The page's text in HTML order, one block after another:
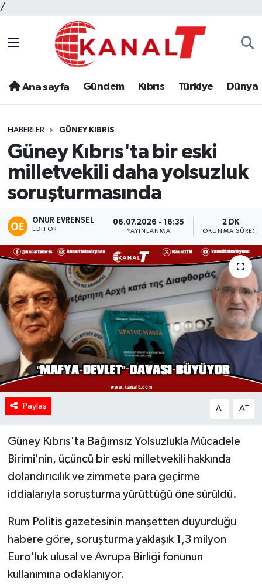
/
Ana sayfa Gündem Kıbrıs Türkiye Dünya
HABERLER GÜNEY KIBRIS
Güney Kıbrıs'ta bir eski
milletvekili daha yolsuzluk
soruşturmasında
ONUR EVRENSEL
EDITÖR
06.07.2026 - 16:35
YAYINLANMA
2 DK
OKUNMA SÜRESI
Paylaş A- A+
Güney Kıbrıs'ta Bağımsız Yolsuzlukla Mücadele
Birimi'nin, üçüncü bir eski milletvekili hakkında
dolandırıcılık ve zimmete para geçirme
iddialarıyla soruşturma yürüttüğü öne sürüldü.
Rum Politis gazetesinin manşetten duyurduğu
habere göre, soruşturma yaklaşık 1,3 milyon
Euro'luk ulusal ve Avrupa Birliği fonunun
kullanımına odaklanıyor.